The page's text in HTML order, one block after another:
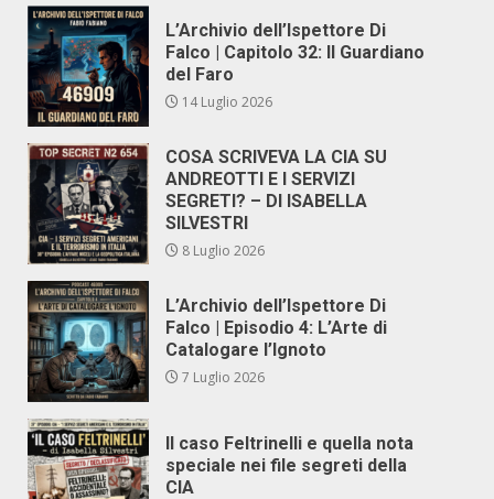
L’Archivio dell’Ispettore Di
Falco | Capitolo 32: Il Guardiano
del Faro
14 Luglio 2026
COSA SCRIVEVA LA CIA SU
ANDREOTTI E I SERVIZI
SEGRETI? – DI ISABELLA
SILVESTRI
8 Luglio 2026
L’Archivio dell’Ispettore Di
Falco | Episodio 4: L’Arte di
Catalogare l’Ignoto
7 Luglio 2026
Il caso Feltrinelli e quella nota
speciale nei file segreti della
CIA